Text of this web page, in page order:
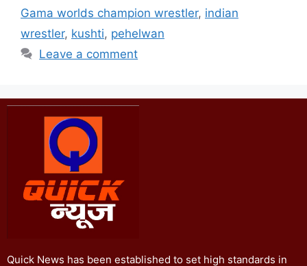
Gama worlds champion wrestler, indian
wrestler, kushti, pehelwan
Leave a comment
Quick News has been established to set high standards in